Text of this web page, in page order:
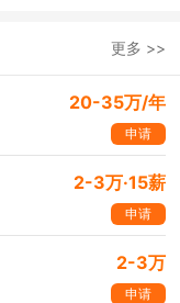
更多 >>
20-35万/年
申请
2-3万·15薪
申请
2-3万
申请